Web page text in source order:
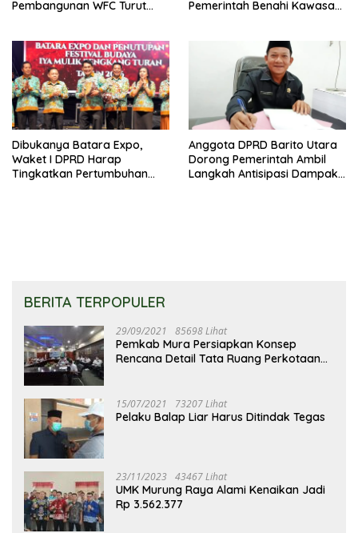
Pembangunan WFC Turut
Pemerintah Benahi Kawasan
Dibukanya Batara Expo,
Waket I DPRD Harap
Tingkatkan Pertumbuhan
Anggota DPRD Barito Utara
Dorong Pemerintah Ambil
Langkah Antisipasi Dampak
BERITA TERPOPULER
29/09/2021 85698 Lihat
Pemkab Mura Persiapkan Konsep
Rencana Detail Tata Ruang Perkotaan
15/07/2021 73207 Lihat
Pelaku Balap Liar Harus Ditindak Tegas
23/11/2023 43467 Lihat
UMK Murung Raya Alami Kenaikan Jadi
Rp 3.562.377